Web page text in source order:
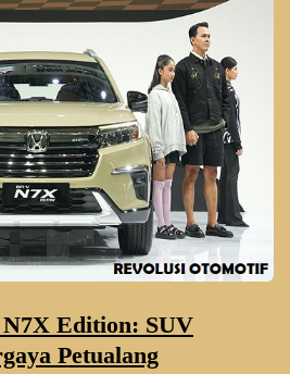
Edition: SUV
Petualang